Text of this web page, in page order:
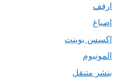
ارفف
اصباغ
اكسس بوينت
المونيوم
بنشر متنقل